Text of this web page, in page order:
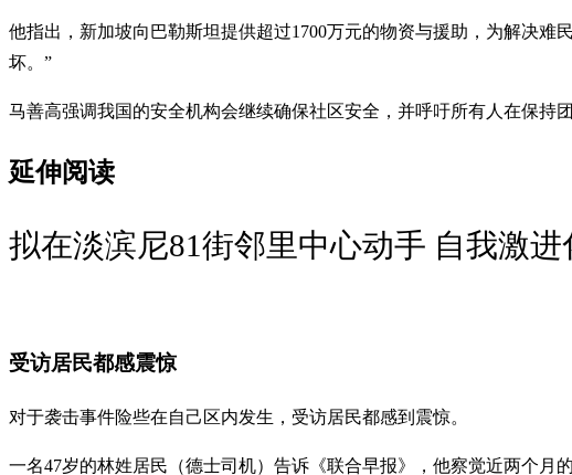
他指出，新加坡向巴勒斯坦提供超过1700万元的物资与援助，为解决
坏。”
马善高强调我国的安全机构会继续确保社区安全，并呼吁所有人在保持
延伸阅读
拟在淡滨尼81街邻里中心动手 自我激
受访居民都感震惊
对于袭击事件险些在自己区内发生，受访居民都感到震惊。
一名47岁的林姓居民（德士司机）告诉《联合早报》，他察觉近两个月